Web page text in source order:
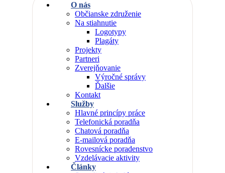
O nás
Občianske združenie
Na stiahnutie
Logotypy
Plagáty
Projekty
Partneri
Zverejňovanie
Výročné správy
Ďalšie
Kontakt
Služby
Hlavné princípy práce
Telefonická poradňa
Chatová poradňa
E-mailová poradňa
Rovesnícke poradenstvo
Vzdelávacie aktivity
Články